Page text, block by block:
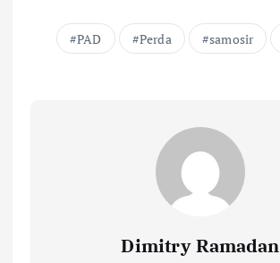
PAD Perda samosir
Dimitry Ramadan